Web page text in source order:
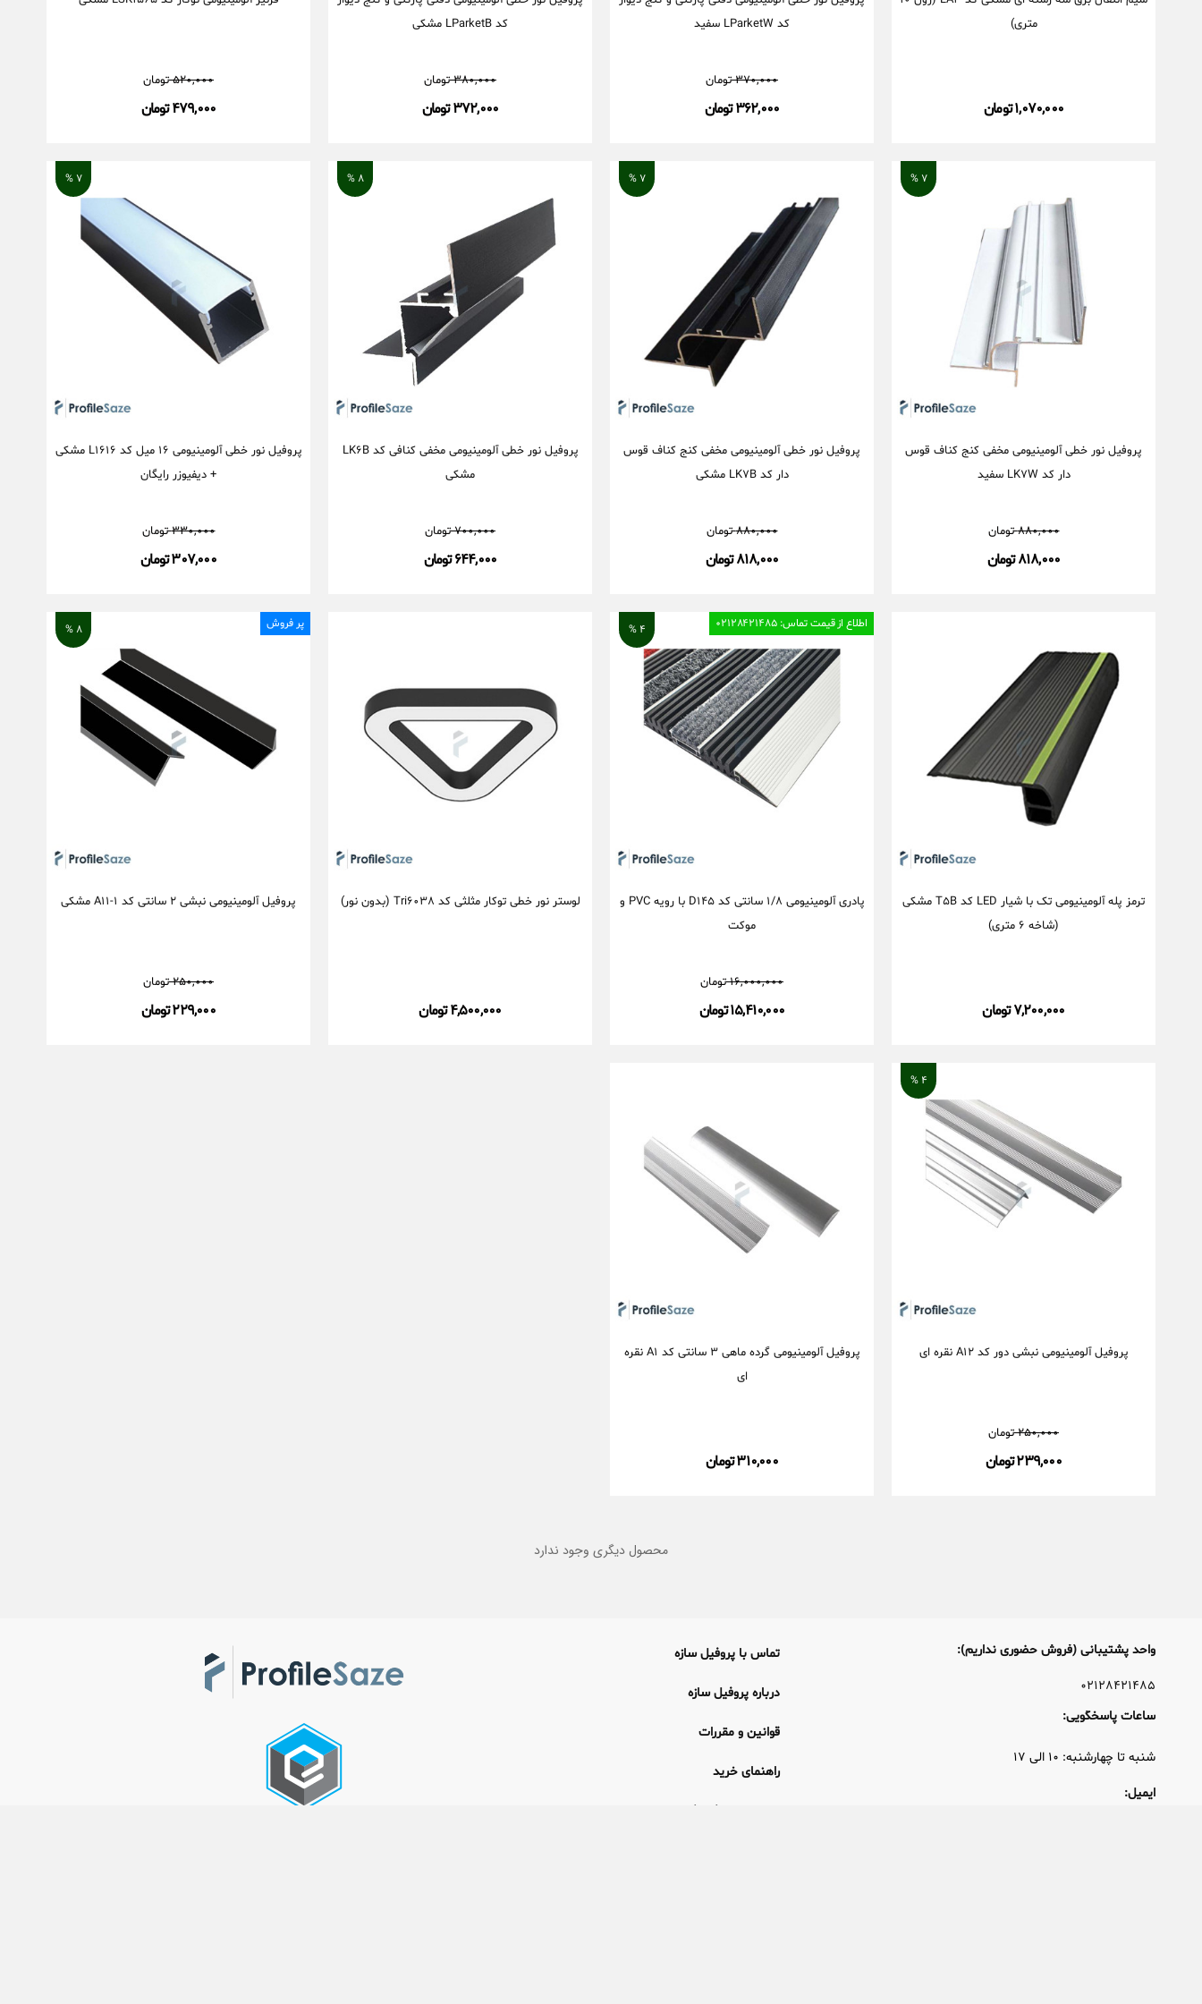
متری)
۱,۰۷۰,۰۰۰ تومان
کد LParketW سفید
۳۷۰,۰۰۰ تومان
۳۶۲,۰۰۰ تومان
کد LParketB مشکی
۳۸۰,۰۰۰ تومان
۳۷۲,۰۰۰ تومان
۵۲۰,۰۰۰ تومان
۴۷۹,۰۰۰ تومان
۷ %
پروفیل نور خطی آلومینیومی مخفی کنج کناف قوس
دار کد LK۷W سفید
۸۸۰,۰۰۰ تومان
۸۱۸,۰۰۰ تومان
۷ %
پروفیل نور خطی آلومینیومی مخفی کنج کناف قوس
دار کد LK۷B مشکی
۸۸۰,۰۰۰ تومان
۸۱۸,۰۰۰ تومان
۸ %
پروفیل نور خطی آلومینیومی مخفی کنافی کد LK۶B
مشکی
۷۰۰,۰۰۰ تومان
۶۴۴,۰۰۰ تومان
۷ %
پروفیل نور خطی آلومینیومی ۱۶ میل کد L۱۶۱۶ مشکی
+ دیفیوزر رایگان
۳۳۰,۰۰۰ تومان
۳۰۷,۰۰۰ تومان
ترمز پله آلومینیومی تک با شیار LED کد T۵B مشکی
(شاخه ۶ متری)
۷,۲۰۰,۰۰۰ تومان
اطلاع از قیمت تماس: ۰۲۱۲۸۴۲۱۴۸۵ ۴ %
پادری آلومینیومی ۱/۸ سانتی کد D۱۴۵ با رویه PVC و
موکت
۱۶,۰۰۰,۰۰۰ تومان
۱۵,۴۱۰,۰۰۰ تومان
لوستر نور خطی توکار مثلثی کد Tri۶۰۳۸ (بدون نور)
۴,۵۰۰,۰۰۰ تومان
پر فروش ۸ %
پروفیل آلومینیومی نبشی ۲ سانتی کد A۱۱-۱ مشکی
۲۵۰,۰۰۰ تومان
۲۲۹,۰۰۰ تومان
4 %
پروفیل آلومینیومی نبشی دور کد A12 نقره ای
250,000 تومان
239,000 تومان
پروفیل آلومینیومی گرده ماهی 3 سانتی کد A1 نقره
ای
310,000 تومان
محصول دیگری وجود ندارد
واحد پشتیبانی (فروش حضوری نداریم):
۰۲۱۲۸۴۲۱۴۸۵
ساعات پاسخگویی:
شنبه تا چهارشنبه: ۱۰ الی ۱۷
ایمیل:
تماس با پروفیل سازه
درباره پروفیل سازه
قوانین و مقررات
راهنمای خرید
راهنمای دریافت فاکتور